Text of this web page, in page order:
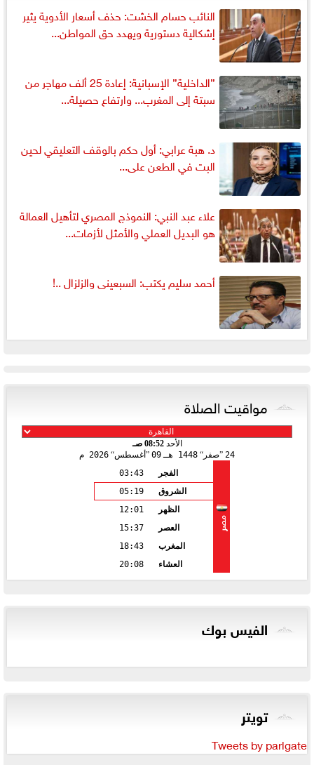
النائب حسام الخشت: حذف أسعار الأدوية يثير
إشكالية دستورية ويهدد حق المواطن...
”الداخلية” الإسبانية: إعادة 25 ألف مهاجر من
سبتة إلى المغرب... وارتفاع حصيلة...
د. هبة عرابي: أول حكم بالوقف التعليقي لحين
البت في الطعن على...
علاء عبد النبي: النموذج المصري لتأهيل العمالة
هو البديل العملي والأمثل لأزمات...
أحمد سليم يكتب: السبعينى والزلزال ..!
مواقيت الصلاة
الأحد08:52 صـ
24 صفر 1448 هـ 09 أغسطس 2026 م
مصر
الفجر
03:43
الشروق
05:19
الظهر
12:01
العصر
15:37
المغرب
18:43
العشاء
20:08
الفيس بوك
تويتر
Tweets by parlgate